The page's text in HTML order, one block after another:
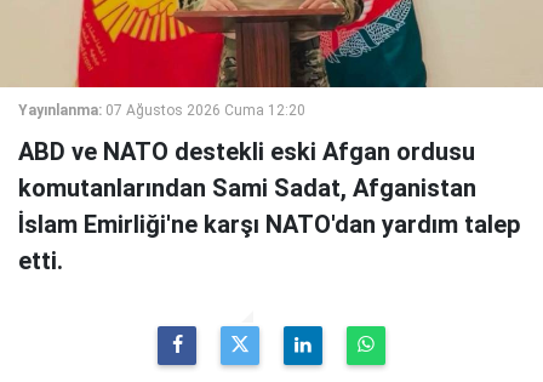
Yayınlanma: 07 Ağustos 2026 Cuma 12:20
ABD ve NATO destekli eski Afgan ordusu
komutanlarından Sami Sadat, Afganistan
İslam Emirliği'ne karşı NATO'dan yardım talep
etti.